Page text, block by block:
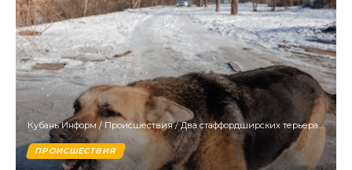
Кубань Информ/ Происшествия/Два стаффордширских терьера напали на пенсионерку в Сочи
ПРОИСШЕСТВИЯ